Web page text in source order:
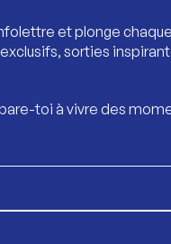
et plonge
sorties
toi à vivre des